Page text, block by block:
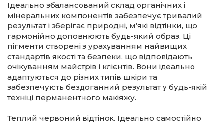
Ідеально збалансований склад органічних і
мінеральних компонентів забезпечує тривалий
результат і зберігає природні, м’які відтінки, що
гармонійно доповнюють будь-який образ. Ці
пігменти створені з урахуванням найвищих
стандартів якості та безпеки, що відповідають
очікуванням майстрів і клієнтів. Вони ідеально
адаптуються до різних типів шкіри та
забезпечують бездоганний результат у будь-якій
техніці перманентного макіяжу.
Теплий червоний відтінок. Ідеально самостійно